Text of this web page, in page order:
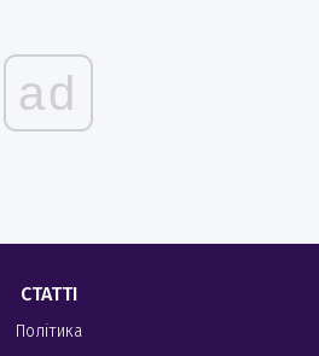
ad
СТАТТІ
Політика